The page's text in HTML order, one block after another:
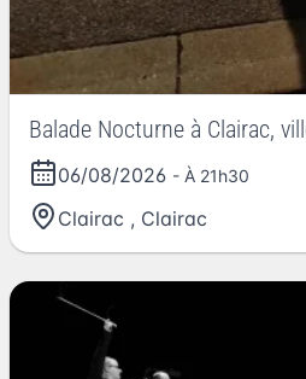
Balade Nocturne à Clairac,
06/08/2026 - À 21h30
Clairac , Clairac